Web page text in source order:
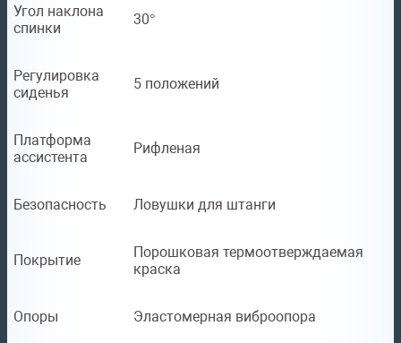
Угол наклона
спинки
30°
Регулировка
сиденья
5 положений
Платформа
ассистента
Рифленая
Безопасность Ловушки для штанги
Покрытие
Порошковая термоотверждаемая
краска
Опоры Эластомерная виброопора